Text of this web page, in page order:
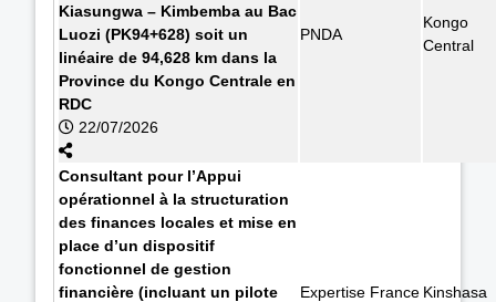
Kiasungwa – Kimbemba au Bac
Luozi (PK94+628) soit un
linéaire de 94,628 km dans la
Province du Kongo Centrale en
RDC
22/07/2026
PNDA
Kongo
Central
Consultant pour l’Appui
opérationnel à la structuration
des finances locales et mise en
place d’un dispositif
fonctionnel de gestion
financière (incluant un pilote
Expertise France Kinshasa